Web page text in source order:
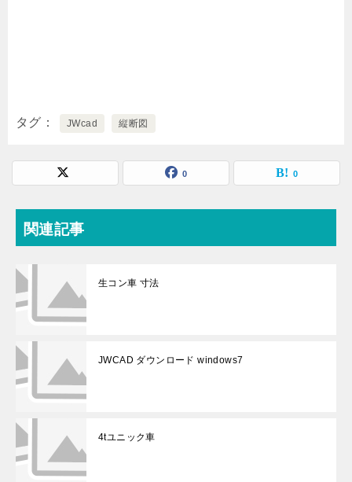
タグ JWcad 縦断図
0 0
関連記事
生コン車 寸法
JWCAD ダウンロード windows7
4tユニック車